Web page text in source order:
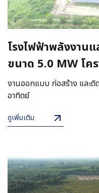
โรงไฟฟ้าพลังงา
ขนาด 5.0 MW โ
ยางพาราสุราษฎร์ธ
งานออกแบบ ก่อสร้าง และ
อาทิตย์
ดูเพิ่มเติม